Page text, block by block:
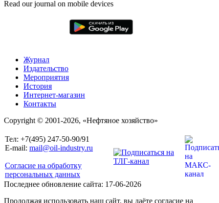
Read our journal on mobile devices
Журнал
Издательство
Мероприятия
История
Интернет-магазин
Контакты
Copyright © 2001-2026, «Нефтяное хозяйство»
Тел: +7(495) 247-50-90/91
E-mail: mail@oil-industry.ru
Согласие на обработку
персональных данных
Последнее обновление сайта: 17-06-2026
Продолжая использовать наш сайт, вы даёте согласие на